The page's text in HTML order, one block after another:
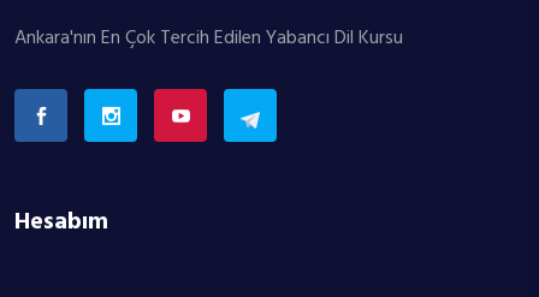
Ankara'nın En Çok Tercih Edilen Yabancı Dil Kursu
Hesabım